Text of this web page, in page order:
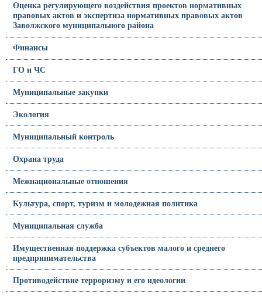
Оценка регулирующего воздействия проектов нормативных
правовых актов и экспертиза нормативных правовых актов
Заволжского муниципального района
Финансы
ГО и ЧС
Муниципальные закупки
Экология
Муниципальный контроль
Охрана труда
Межнациональные отношения
Культура, спорт, туризм и молодежная политика
Муниципальная служба
Имущественная поддержка субъектов малого и среднего
предпринимательства
Противодействие терроризму и его идеологии